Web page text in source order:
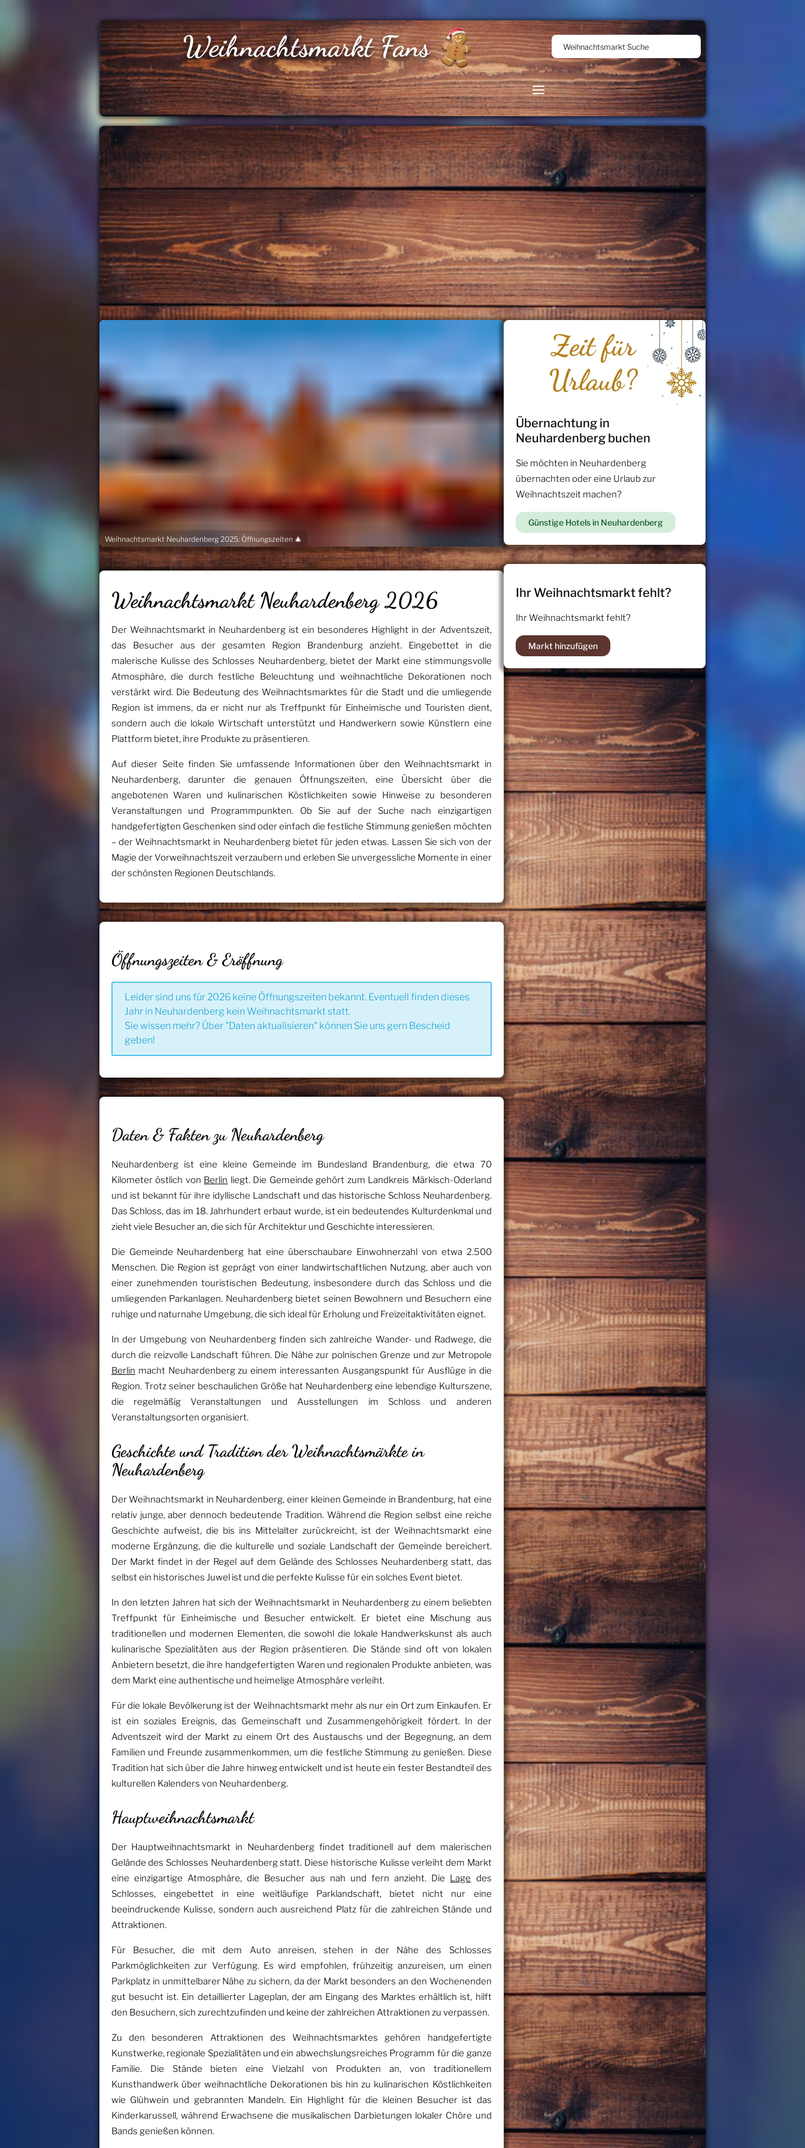
Weihnachtsmarkt Fans Weihnachtsmarkt Suche
Weihnachtsmarkt Neuhardenberg 2025: Öffnungszeiten 🎄
Weihnachtsmarkt Neuhardenberg 2026
Der Weihnachtsmarkt in Neuhardenberg ist ein besonderes Highlight in der Adventszeit,
das Besucher aus der gesamten Region Brandenburg anzieht. Eingebettet in die
malerische Kulisse des Schlosses Neuhardenberg, bietet der Markt eine stimmungsvolle
Atmosphäre, die durch festliche Beleuchtung und weihnachtliche Dekorationen noch
verstärkt wird. Die Bedeutung des Weihnachtsmarktes für die Stadt und die umliegende
Region ist immens, da er nicht nur als Treffpunkt für Einheimische und Touristen dient,
sondern auch die lokale Wirtschaft unterstützt und Handwerkern sowie Künstlern eine
Plattform bietet, ihre Produkte zu präsentieren.
Auf dieser Seite finden Sie umfassende Informationen über den Weihnachtsmarkt in
Neuhardenberg, darunter die genauen Öffnungszeiten, eine Übersicht über die
angebotenen Waren und kulinarischen Köstlichkeiten sowie Hinweise zu besonderen
Veranstaltungen und Programmpunkten. Ob Sie auf der Suche nach einzigartigen
handgefertigten Geschenken sind oder einfach die festliche Stimmung genießen möchten
– der Weihnachtsmarkt in Neuhardenberg bietet für jeden etwas. Lassen Sie sich von der
Magie der Vorweihnachtszeit verzaubern und erleben Sie unvergessliche Momente in einer
der schönsten Regionen Deutschlands.
Öffnungszeiten & Eröffnung
Leider sind uns für 2026 keine Öffnungszeiten bekannt. Eventuell finden dieses
Jahr in Neuhardenberg kein Weihnachtsmarkt statt.
Sie wissen mehr? Über "Daten aktualisieren" können Sie uns gern Bescheid
geben!
Daten & Fakten zu Neuhardenberg
Neuhardenberg ist eine kleine Gemeinde im Bundesland Brandenburg, die etwa 70
Kilometer östlich von Berlin liegt. Die Gemeinde gehört zum Landkreis Märkisch-Oderland
und ist bekannt für ihre idyllische Landschaft und das historische Schloss Neuhardenberg.
Das Schloss, das im 18. Jahrhundert erbaut wurde, ist ein bedeutendes Kulturdenkmal und
zieht viele Besucher an, die sich für Architektur und Geschichte interessieren.
Die Gemeinde Neuhardenberg hat eine überschaubare Einwohnerzahl von etwa 2.500
Menschen. Die Region ist geprägt von einer landwirtschaftlichen Nutzung, aber auch von
einer zunehmenden touristischen Bedeutung, insbesondere durch das Schloss und die
umliegenden Parkanlagen. Neuhardenberg bietet seinen Bewohnern und Besuchern eine
ruhige und naturnahe Umgebung, die sich ideal für Erholung und Freizeitaktivitäten eignet.
In der Umgebung von Neuhardenberg finden sich zahlreiche Wander- und Radwege, die
durch die reizvolle Landschaft führen. Die Nähe zur polnischen Grenze und zur Metropole
Berlin macht Neuhardenberg zu einem interessanten Ausgangspunkt für Ausflüge in die
Region. Trotz seiner beschaulichen Größe hat Neuhardenberg eine lebendige Kulturszene,
die regelmäßig Veranstaltungen und Ausstellungen im Schloss und anderen
Veranstaltungsorten organisiert.
Geschichte und Tradition der Weihnachtsmärkte in
Neuhardenberg
Der Weihnachtsmarkt in Neuhardenberg, einer kleinen Gemeinde in Brandenburg, hat eine
relativ junge, aber dennoch bedeutende Tradition. Während die Region selbst eine reiche
Geschichte aufweist, die bis ins Mittelalter zurückreicht, ist der Weihnachtsmarkt eine
moderne Ergänzung, die die kulturelle und soziale Landschaft der Gemeinde bereichert.
Der Markt findet in der Regel auf dem Gelände des Schlosses Neuhardenberg statt, das
selbst ein historisches Juwel ist und die perfekte Kulisse für ein solches Event bietet.
In den letzten Jahren hat sich der Weihnachtsmarkt in Neuhardenberg zu einem beliebten
Treffpunkt für Einheimische und Besucher entwickelt. Er bietet eine Mischung aus
traditionellen und modernen Elementen, die sowohl die lokale Handwerkskunst als auch
kulinarische Spezialitäten aus der Region präsentieren. Die Stände sind oft von lokalen
Anbietern besetzt, die ihre handgefertigten Waren und regionalen Produkte anbieten, was
dem Markt eine authentische und heimelige Atmosphäre verleiht.
Für die lokale Bevölkerung ist der Weihnachtsmarkt mehr als nur ein Ort zum Einkaufen. Er
ist ein soziales Ereignis, das Gemeinschaft und Zusammengehörigkeit fördert. In der
Adventszeit wird der Markt zu einem Ort des Austauschs und der Begegnung, an dem
Familien und Freunde zusammenkommen, um die festliche Stimmung zu genießen. Diese
Tradition hat sich über die Jahre hinweg entwickelt und ist heute ein fester Bestandteil des
kulturellen Kalenders von Neuhardenberg.
Hauptweihnachtsmarkt
Der Hauptweihnachtsmarkt in Neuhardenberg findet traditionell auf dem malerischen
Gelände des Schlosses Neuhardenberg statt. Diese historische Kulisse verleiht dem Markt
eine einzigartige Atmosphäre, die Besucher aus nah und fern anzieht. Die Lage des
Schlosses, eingebettet in eine weitläufige Parklandschaft, bietet nicht nur eine
beeindruckende Kulisse, sondern auch ausreichend Platz für die zahlreichen Stände und
Attraktionen.
Für Besucher, die mit dem Auto anreisen, stehen in der Nähe des Schlosses
Parkmöglichkeiten zur Verfügung. Es wird empfohlen, frühzeitig anzureisen, um einen
Parkplatz in unmittelbarer Nähe zu sichern, da der Markt besonders an den Wochenenden
gut besucht ist. Ein detaillierter Lageplan, der am Eingang des Marktes erhältlich ist, hilft
den Besuchern, sich zurechtzufinden und keine der zahlreichen Attraktionen zu verpassen.
Zu den besonderen Attraktionen des Weihnachtsmarktes gehören handgefertigte
Kunstwerke, regionale Spezialitäten und ein abwechslungsreiches Programm für die ganze
Familie. Die Stände bieten eine Vielzahl von Produkten an, von traditionellem
Kunsthandwerk über weihnachtliche Dekorationen bis hin zu kulinarischen Köstlichkeiten
wie Glühwein und gebrannten Mandeln. Ein Highlight für die kleinen Besucher ist das
Kinderkarussell, während Erwachsene die musikalischen Darbietungen lokaler Chöre und
Bands genießen können.
Übernachtung in
Neuhardenberg buchen
Sie möchten in Neuhardenberg
übernachten oder eine Urlaub zur
Weihnachtszeit machen?
Günstige Hotels in Neuhardenberg
Ihr Weihnachtsmarkt fehlt?
Ihr Weihnachtsmarkt fehlt?
Markt hinzufügen